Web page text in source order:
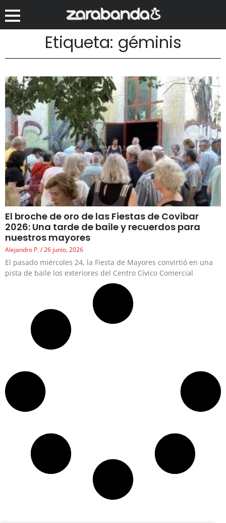
Etiqueta: géminis
El broche de oro de las Fiestas de Covibar
2026: Una tarde de baile y recuerdos para
nuestros mayores
Alejandro P. 26 junio, 2026
El pasado miércoles 24, la Fiesta de Mayores convirtió en una
pista de baile los exteriores del Centro Cívico Comercial